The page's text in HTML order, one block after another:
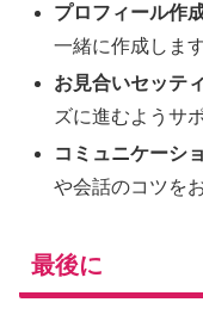
プロフィール作
一緒に作成します
お見合いセッテ
ズに進むようサ
コミュニケーシ
や会話のコツを
最後に